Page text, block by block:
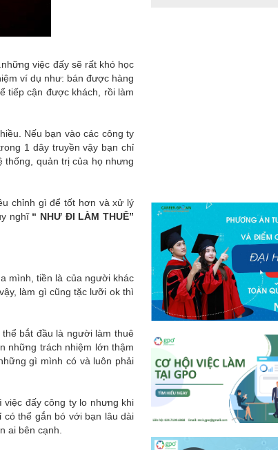
việc đấy sẽ rất khó học
ví dụ như: bán được hàng
tiếp cận được khách, rồi làm
Nếu bạn vào các công ty
1 dây truyền vậy bạn chỉ
thống, quản trị của họ nhưng
chỉnh gì để tốt hơn và xử lý
nghĩ “ NHƯ ĐI LÀM THUÊ”
mình, tiền là của người khác
làm gì cũng tặc lưỡi ok thì
bắt đầu là người làm thuê
những trách nhiệm lớn thậm
gì mình có và luôn phải
đấy công ty lo nhưng khi
có thể gắn bó với bạn lâu dài
ai bên cạnh.